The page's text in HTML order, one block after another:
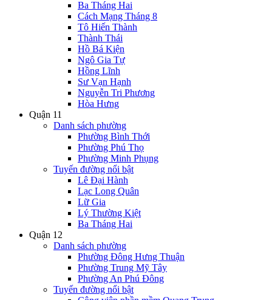
Ba Tháng Hai
Cách Mạng Tháng 8
Tô Hiến Thành
Thành Thái
Hồ Bá Kiện
Ngô Gia Tự
Hồng Lĩnh
Sư Vạn Hạnh
Nguyễn Tri Phương
Hòa Hưng
Quận 11
Danh sách phường
Phường Bình Thới
Phường Phú Thọ
Phường Minh Phụng
Tuyến đường nổi bật
Lê Đại Hành
Lạc Long Quân
Lữ Gia
Lý Thường Kiệt
Ba Tháng Hai
Quận 12
Danh sách phường
Phường Đông Hưng Thuận
Phường Trung Mỹ Tây
Phường An Phú Đông
Tuyến đường nổi bật